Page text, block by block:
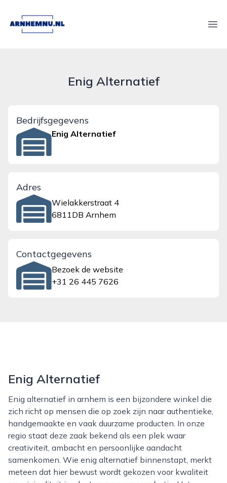
arnhemnu.nl
Enig Alternatief
Bedrijfsgegevens
Enig Alternatief
Adres
Wielakkerstraat 4
6811DB Arnhem
Contactgegevens
Bezoek de website
+31 26 445 7626
Enig Alternatief
Enig alternatief in arnhem is een bijzondere winkel die
zich richt op mensen die op zoek zijn naar authentieke,
handgemaakte en vaak duurzame producten. In onze
regio staat deze zaak bekend als een plek waar
creativiteit, ambacht en persoonlijke aandacht
samenkomen. Wie enig alternatief binnenstapt, merkt
meteen dat hier bewust wordt gekozen voor kwaliteit